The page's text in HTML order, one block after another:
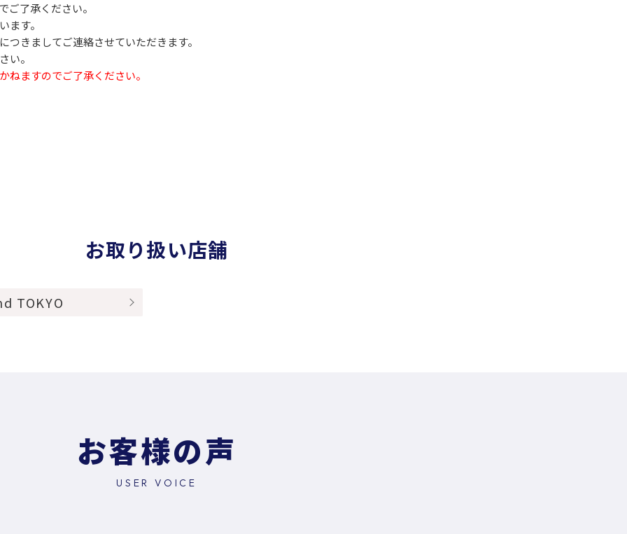
了承ください。
ます。
きましてご連絡させていただきます。
い。
ますのでご了承ください。
お取り扱い店舗
TOKYO
お客様の声
USER VOICE